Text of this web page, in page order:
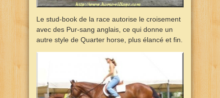
Le stud-book de la race autorise le croisement
avec des Pur-sang anglais, ce qui donne un
autre style de Quarter horse, plus élancé et fin.